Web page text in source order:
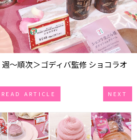
～順次＞ゴディバ監修 ショコラオ
READ ARTICLE NEXT